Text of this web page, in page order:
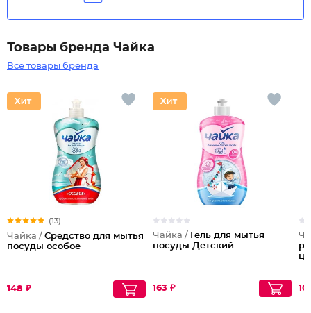
Товары бренда Чайка
Все товары бренда
(13)
Чайка / Средство для мытья
посуды особое
148 ₽
Чайка / Гель для мытья
посуды Детский
163 ₽